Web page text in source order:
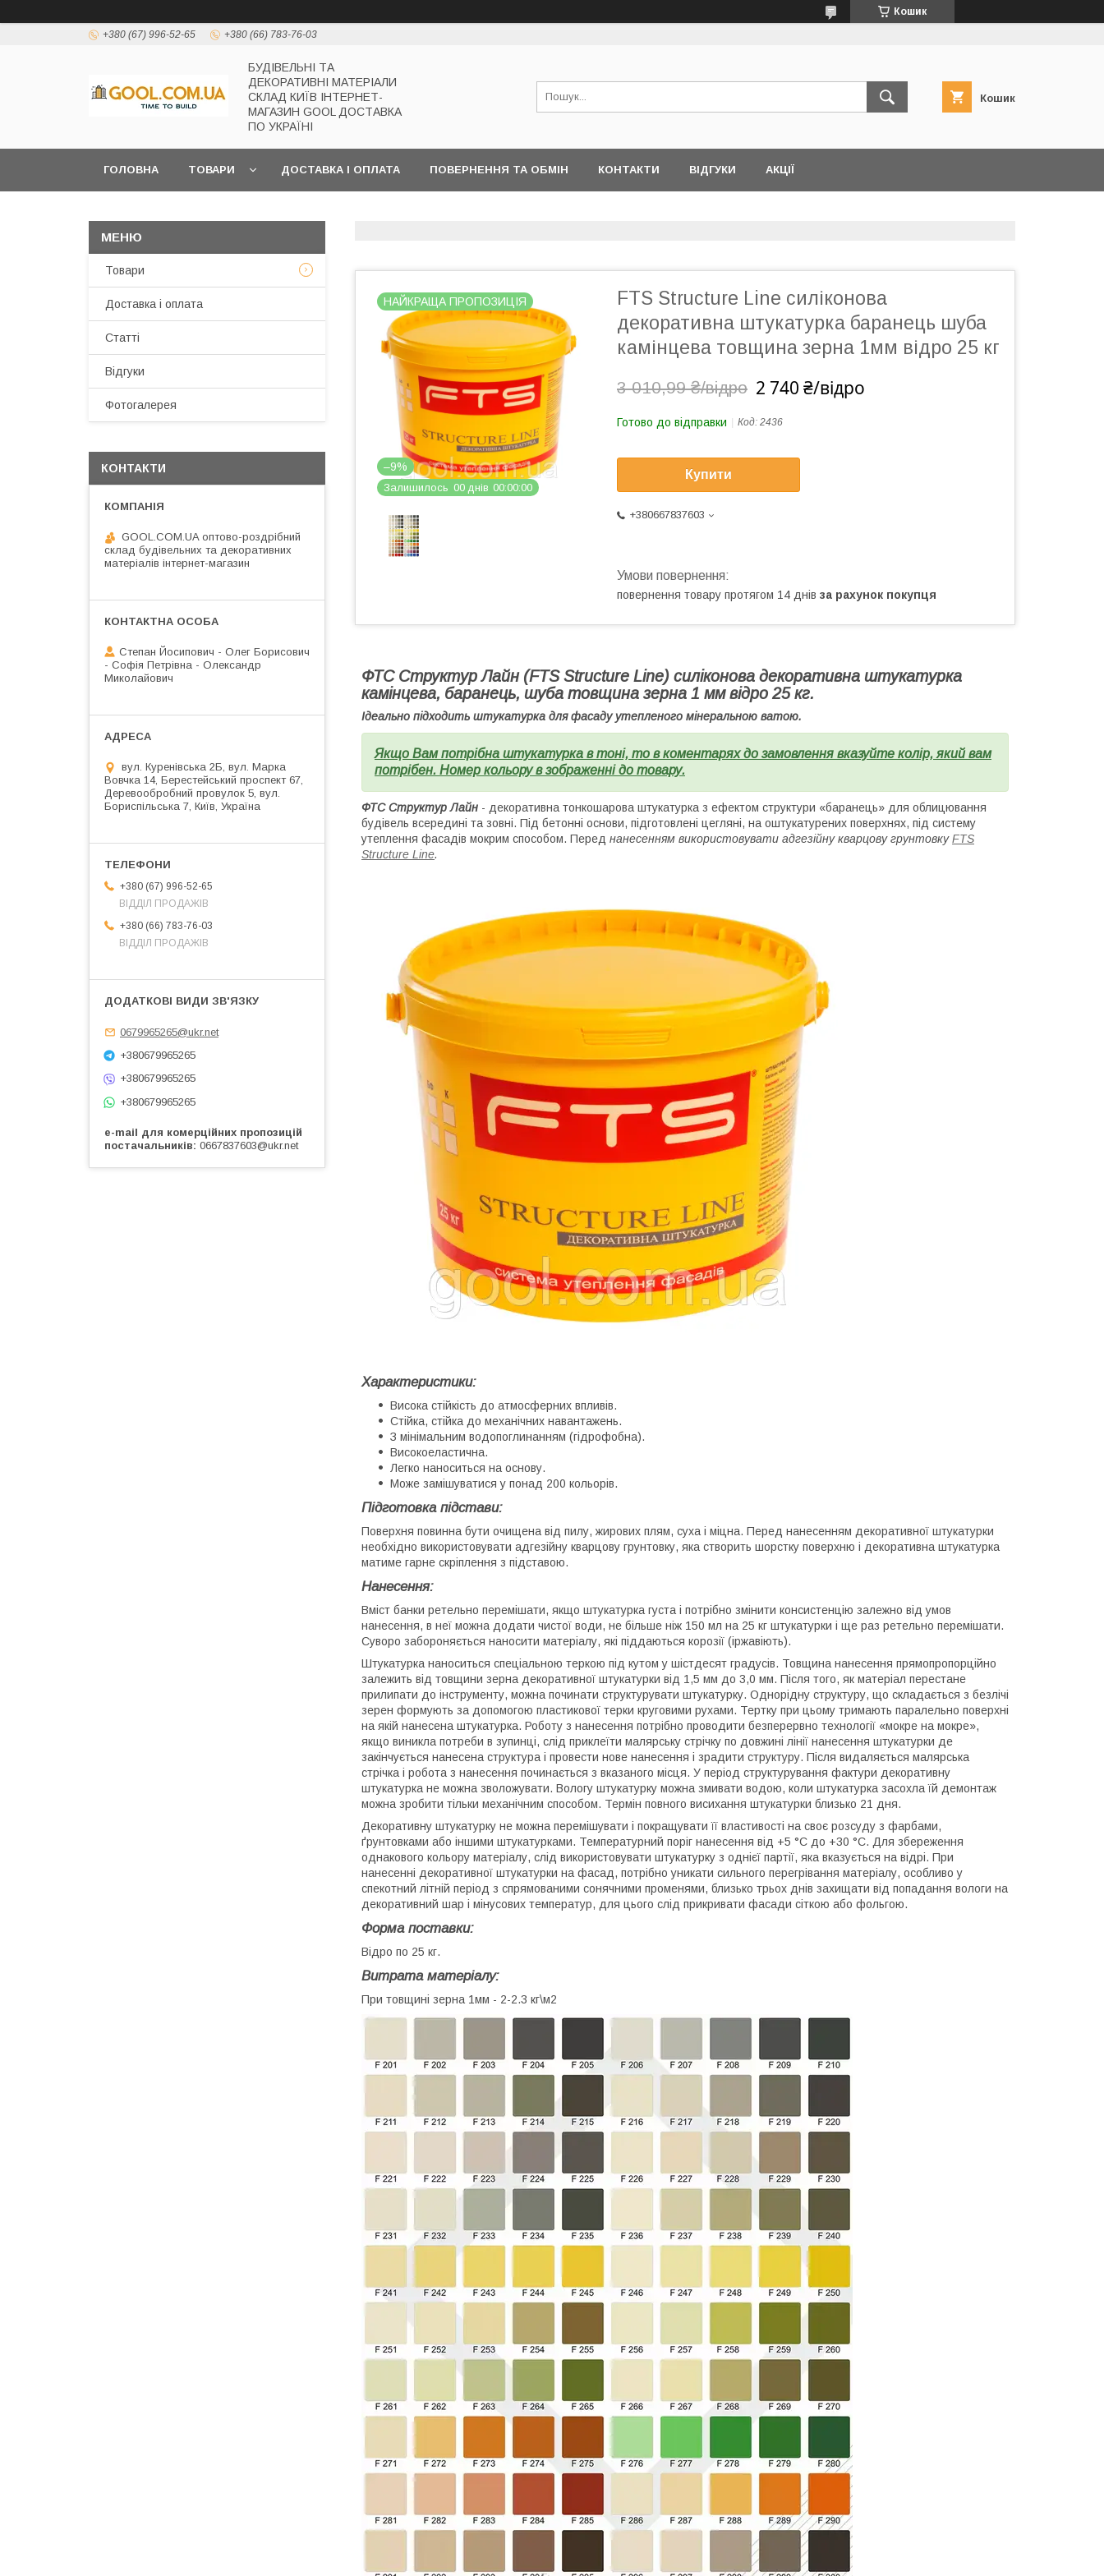
Кошик
+380 (67) 996-52-65 +380 (66) 783-76-03
БУДІВЕЛЬНІ ТА
ДЕКОРАТИВНІ МАТЕРІАЛИ
СКЛАД КИЇВ ІНТЕРНЕТ-
МАГАЗИН GOOL ДОСТАВКА
ПО УКРАЇНІ
Кошик
ГОЛОВНА ТОВАРИ ДОСТАВКА І ОПЛАТА ПОВЕРНЕННЯ ТА ОБМІН КОНТАКТИ ВІДГУКИ АКЦІЇ
НАЙКРАЩА ПРОПОЗИЦІЯ
–9%
Залишилось 00 днів 00 00 00
FTS Structure Line силіконова
декоративна штукатурка баранець шуба
камінцева товщина зерна 1мм відро 25 кг
3 010,99 ₴/відро 2 740 ₴/відро
Готово до відправки Код: 2436
Купити
+380667837603
повернення товару протягом 14 днів за рахунок покупця
ФТС Структур Лайн (FTS Structure Line) силіконова декоративна штукатурка
камінцева, баранець, шуба товщина зерна 1 мм відро 25 кг.
Ідеально підходить штукатурка для фасаду утепленого мінеральною ватою.
Якщо Вам потрібна штукатурка в тоні, то в коментарях до замовлення вказуйте колір, який вам
потрібен. Номер кольору в зображенні до товару.
ФТС Структур Лайн - декоративна тонкошарова штукатурка з ефектом структури «баранець» для облицювання
будівель всередині та зовні. Під бетонні основи, підготовлені цегляні, на оштукатурених поверхнях, під систему
утеплення фасадів мокрим способом. Перед нанесенням використовувати адгезійну кварцову грунтовкуFTS
Structure Line.
Характеристики:
Висока стійкість до атмосферних впливів.
Стійка, стійка до механічних навантажень.
З мінімальним водопоглинанням (гідрофобна).
Високоеластична.
Легко наноситься на основу.
Може замішуватися у понад 200 кольорів.
Підготовка підстави:
Поверхня повинна бути очищена від пилу, жирових плям, суха і міцна. Перед нанесенням декоративної штукатурки
необхідно використовувати адгезійну кварцову грунтовку, яка створить шорстку поверхню і декоративна штукатурка
матиме гарне скріплення з підставою.
Нанесення:
Вміст банки ретельно перемішати, якщо штукатурка густа і потрібно змінити консистенцію залежно від умов
нанесення, в неї можна додати чистої води, не більше ніж 150 мл на 25 кг штукатурки і ще раз ретельно перемішати.
Суворо забороняється наносити матеріалу, які піддаються корозії (іржавіють).
Штукатурка наноситься спеціальною теркою під кутом у шістдесят градусів. Товщина нанесення прямопропорційно
залежить від товщини зерна декоративної штукатурки від 1,5 мм до 3,0 мм. Після того, як матеріал перестане
прилипати до інструменту, можна починати структурувати штукатурку. Однорідну структуру, що складається з безлічі
зерен формують за допомогою пластикової терки круговими рухами. Тертку при цьому тримають паралельно поверхні
на якій нанесена штукатурка. Роботу з нанесення потрібно проводити безперервно технології «мокре на мокре»,
якщо виникла потреби в зупинці, слід приклеїти малярську стрічку по довжині лінії нанесення штукатурки де
закінчується нанесена структура і провести нове нанесення і зрадити структуру. Після видаляється малярська
стрічка і робота з нанесення починається з вказаного місця. У період структурування фактури декоративну
штукатурка не можна зволожувати. Вологу штукатурку можна змивати водою, коли штукатурка засохла їй демонтаж
можна зробити тільки механічним способом. Термін повного висихання штукатурки близько 21 дня.
Декоративну штукатурку не можна перемішувати і покращувати її властивості на своє розсуду з фарбами,
ґрунтовками або іншими штукатурками. Температурний поріг нанесення від +5 °С до +30 °С. Для збереження
однакового кольору матеріалу, слід використовувати штукатурку з однієї партії, яка вказується на відрі. При
нанесенні декоративної штукатурки на фасад, потрібно уникати сильного перегрівання матеріалу, особливо у
спекотний літній період з спрямованими сонячними променями, близько трьох днів захищати від попадання вологи на
декоративний шар і мінусових температур, для цього слід прикривати фасади сіткою або фольгою.
Форма поставки:
Відро по 25 кг.
Витрата матеріалу:
При товщині зерна 1мм - 2-2.3 кг\м2
Товари
Доставка і оплата
Статті
Відгуки
Фотогалерея
КОНТАКТИ
GOOL.COM.UA оптово-роздрібний
склад будівельних та декоративних
матеріалів інтернет-магазин
Степан Йосипович - Олег Борисович
- Софія Петрівна - Олександр
Миколайович
вул. Куренівська 2Б, вул. Марка
Вовчка 14, Берестейський проспект 67,
Деревообробний провулок 5, вул.
Бориспільська 7, Київ, Україна
+380 (67) 996-52-65
ВІДДІЛ ПРОДАЖІВ
+380 (66) 783-76-03
ВІДДІЛ ПРОДАЖІВ
0679965265@ukr.net
+380679965265
+380679965265
+380679965265
e-mail для комерційних пропозицій
постачальників 0667837603@ukr.net